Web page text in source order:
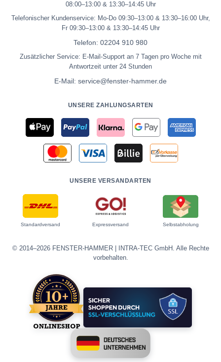
08:00–13:00 & 13:30–14:45 Uhr
Telefonischer Kundenservice: Mo-Do 09:30–13:00 & 13:30–16:00 Uhr,
Fr 09:30–13:00 & 13:30–14:45 Uhr
Telefon: 02204 910 980
Zusätzlicher Service: E-Mail-Support an 7 Tagen pro Woche mit
Antwortzeit unter 24 Stunden
E-Mail: service@fenster-hammer.de
UNSERE ZAHLUNGSARTEN
UNSERE VERSANDARTEN
Standardversand Expressversand Selbstabholung
© 2014–2026 FENSTER-HAMMER | INTRA-TEC GmbH. Alle Rechte
vorbehalten.